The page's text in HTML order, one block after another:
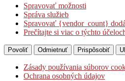
Spravovať možnosti
Správa služieb
Spravovať {vendor_count}
Prečítajte si viac o týchto
Povoliť Odmietnuť Prispôsobiť
Zásady používania súborov
Ochrana osobných údajov